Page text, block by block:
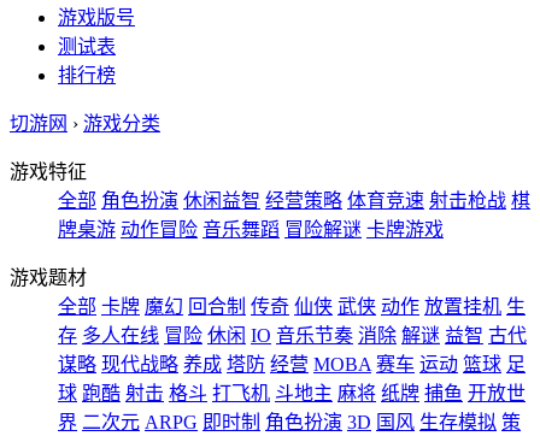
游戏版号
测试表
排行榜
切游网 › 游戏分类
游戏特征
全部 角色扮演 休闲益智 经营策略 体育竞速 射击枪战 棋
牌桌游 动作冒险 音乐舞蹈 冒险解谜 卡牌游戏
游戏题材
全部 卡牌 魔幻 回合制 传奇 仙侠 武侠 动作 放置挂机 生
存 多人在线 冒险 休闲 IO 音乐节奏 消除 解谜 益智 古代
谋略 现代战略 养成 塔防 经营 MOBA 赛车 运动 篮球 足
球 跑酷 射击 格斗 打飞机 斗地主 麻将 纸牌 捕鱼 开放世
界 二次元 ARPG 即时制 角色扮演 3D 国风 生存模拟 策